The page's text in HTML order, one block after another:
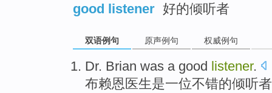
good listener 好的倾听者
双语例句 原声例句 权威例句
Dr. Brian was a good listener.
布赖恩 医生是一位不错的倾听者